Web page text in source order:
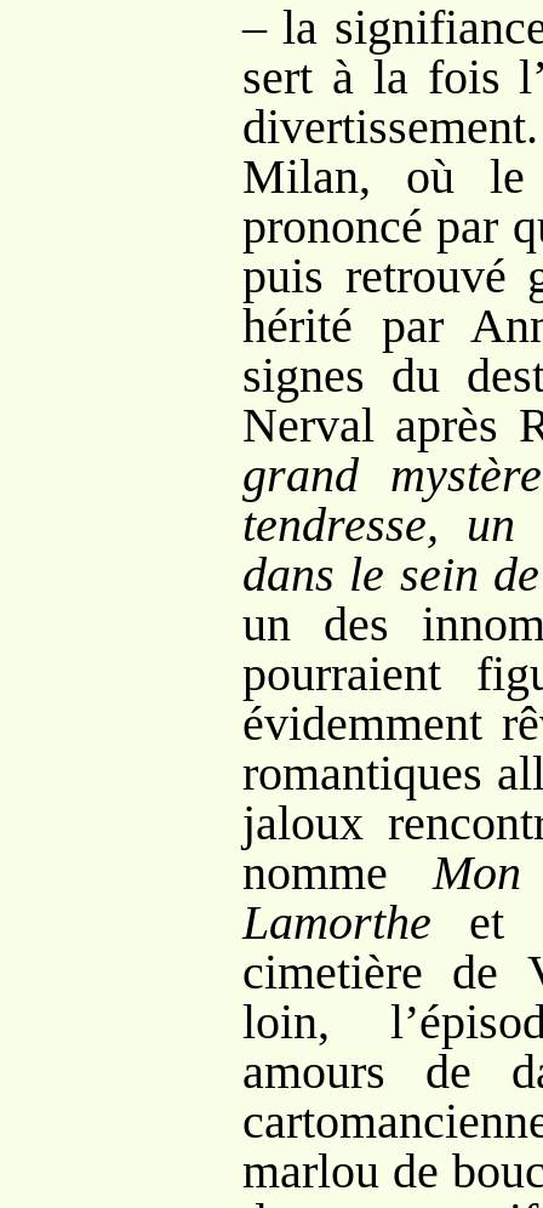
– la
sert à la fois
Milan, où le
prononcé par
puis retrouvé
hérité par
signes du
Nerval après
grand
tendresse, un
dans le sein
un des
pourraient
évidemment
romantiques
jaloux
nomme
Lamorthe et
cimetière de
loin,
amours de
marlou de